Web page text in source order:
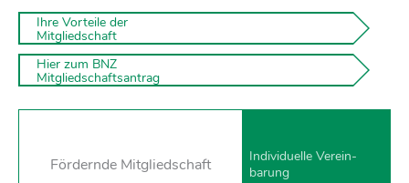
Ihre Vorteile der
Mitgliedschaft
Hier zum BNZ
Mitgliedschaftsantrag
Fördernde Mitgliedschaft
Individuelle Verein­
barung